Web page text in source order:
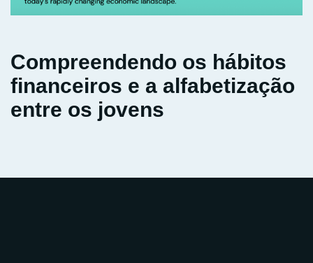
Compreendendo os hábitos
financeiros e a alfabetização
entre os jovens